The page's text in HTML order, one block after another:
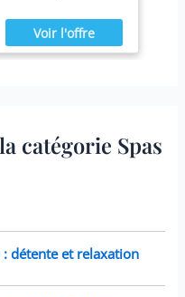
catégorie Spas
: détente et relaxation